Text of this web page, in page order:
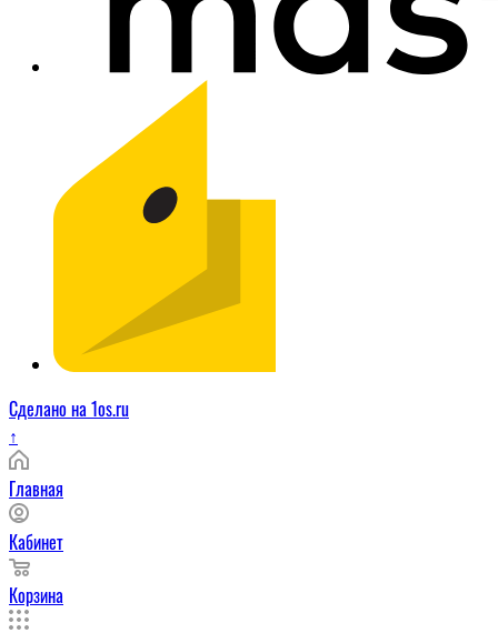
Сделано на 1os.ru
↑
Главная
Кабинет
Корзина